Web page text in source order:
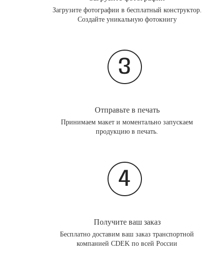
Загрузите фотографии в бесплатный конструктор.
Создайте уникальную фотокнигу
Отправьте в печать
Принимаем макет и моментально запускаем
продукцию в печать.
Получите ваш заказ
Бесплатно доставим ваш заказ транспортной
компанией CDEK по всей России